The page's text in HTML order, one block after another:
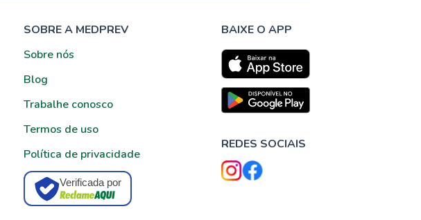
SOBRE A MEDPREV
Sobre nós
Blog
Trabalhe conosco
Termos de uso
Política de privacidade
Verificada por
BAIXE O APP
REDES SOCIAIS